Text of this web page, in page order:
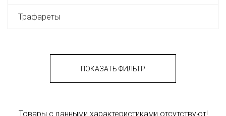
Трафареты
ПОКАЗАТЬ ФИЛЬТР
Товары с данными характеристиками отсутствуют!